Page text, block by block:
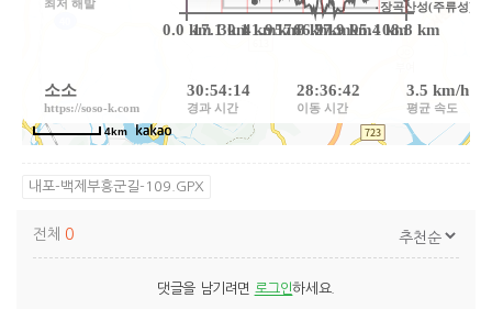
내포-백제부흥군길-109.GPX
전체 0
댓글을 남기려면 로그인하세요.